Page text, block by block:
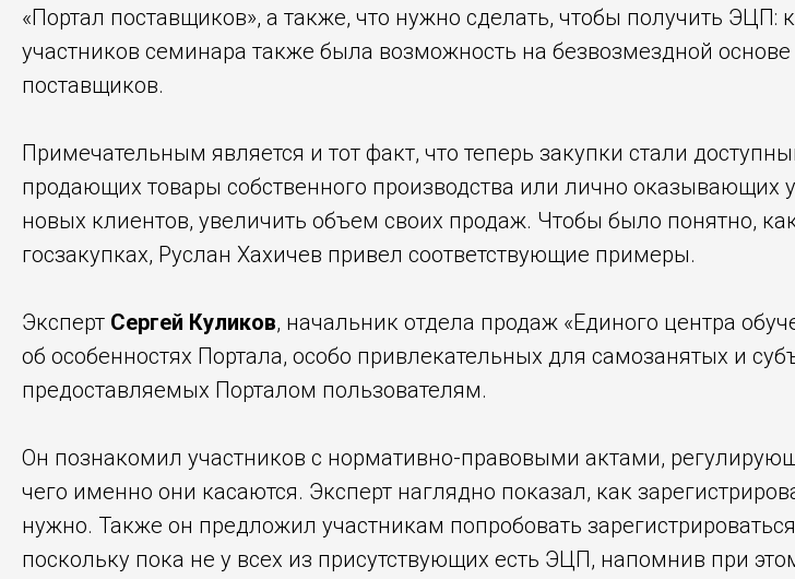
«Портал поставщиков», а также, что нужно сделать, чтобы получить
участников семинара также была возможность на безвозмездной
поставщиков.
Примечательным является и тот факт, что теперь закупки стали
продающих товары собственного производства или лично оказывающих
новых клиентов, увеличить объем своих продаж. Чтобы было понятно,
госзакупках, Руслан Хахичев привел соответствующие примеры.
Эксперт Сергей Куликов, начальник отдела продаж «Единого центра
об особенностях Портала, особо привлекательных для самозанятых и
предоставляемых Порталом пользователям.
Он познакомил участников с нормативно-правовыми актами,
чего именно они касаются. Эксперт наглядно показал, как
нужно. Также он предложил участникам попробовать
поскольку пока не у всех из присутствующих есть ЭЦП, напомнив при